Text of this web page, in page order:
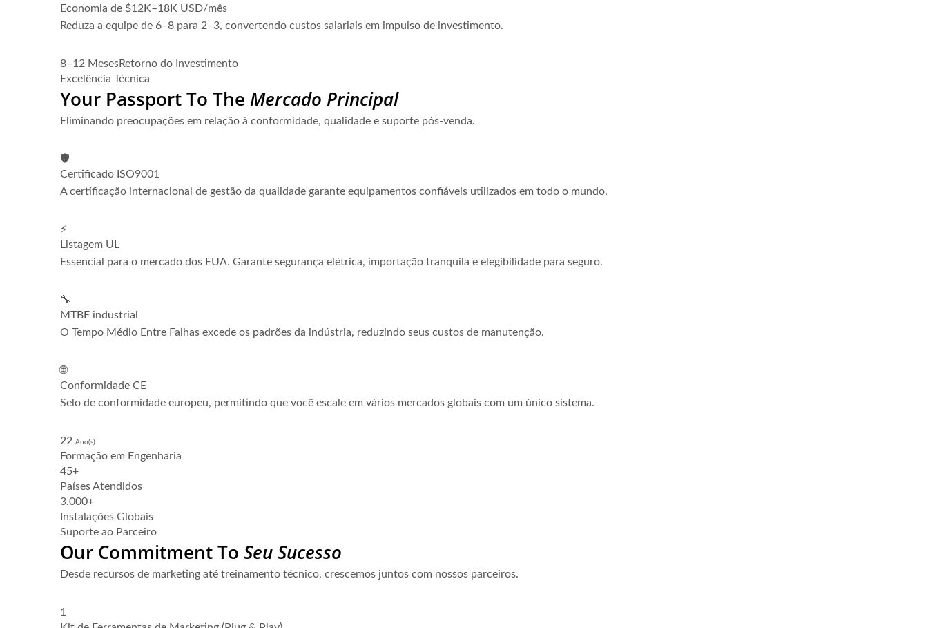
Economia de $12K–18K USD/mês
Reduza a equipe de 6–8 para 2–3, convertendo custos salariais em impulso de investimento.
8–12 MesesRetorno do Investimento
Excelência Técnica
Your Passport To The Mercado Principal
Eliminando preocupações em relação à conformidade, qualidade e suporte pós-venda.
🛡️
Certificado ISO9001
A certificação internacional de gestão da qualidade garante equipamentos confiáveis utilizados em todo o mundo.
⚡
Listagem UL
Essencial para o mercado dos EUA. Garante segurança elétrica, importação tranquila e elegibilidade para seguro.
🔧
MTBF industrial
O Tempo Médio Entre Falhas excede os padrões da indústria, reduzindo seus custos de manutenção.
🌐
Conformidade CE
Selo de conformidade europeu, permitindo que você escale em vários mercados globais com um único sistema.
22 Ano(s)
Formação em Engenharia
45+
Países Atendidos
3.000+
Instalações Globais
Suporte ao Parceiro
Our Commitment To Seu Sucesso
Desde recursos de marketing até treinamento técnico, crescemos juntos com nossos parceiros.
1